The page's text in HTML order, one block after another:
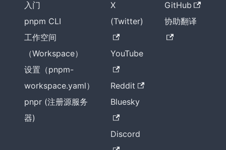
入门
pnpm CLI
工作空间
（Workspace）
设置（pnpm-
workspace.yaml）
pnpr (注册源服务
器)
X
(Twitter)
YouTube
Reddit
Bluesky
Discord
GitHub
协助翻译